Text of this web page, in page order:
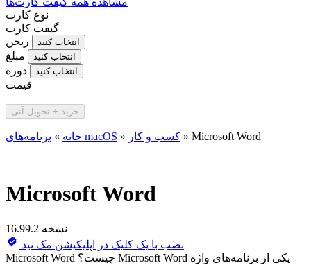
نوع کارت
گیفت کارت
ریجن
انتخاب کنید
مبلغ انتخاب کنید
دوره انتخاب کنید
قیمت
—
خرید + تحویل آنی
خانه » برنامه‌های macOS » کسب و کار » Microsoft Word
Microsoft Word
نسخه 16.99.2
نصب با یک کلیک در اپلیکیشن مک نید
Microsoft Word چیست؟ Microsoft Word یکی از برنامه‌های واژه